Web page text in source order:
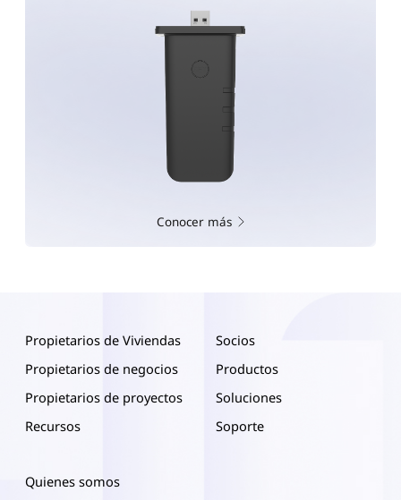
Conocer más
Propietarios de Viviendas
Propietarios de negocios
Propietarios de proyectos
Recursos
Socios
Productos
Soluciones
Soporte
Quienes somos